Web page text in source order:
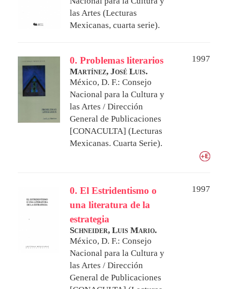
las Artes (Lecturas
Mexicanas, cuarta serie).
0. Problemas literarios
1997
Martínez, José Luis.
México, D. F.: Consejo
Nacional para la Cultura y
las Artes / Dirección
General de Publicaciones
[CONACULTA] (Lecturas
Mexicanas. Cuarta Serie).
0. El Estridentismo o
una literatura de la
estrategia
1997
Schneider, Luis Mario.
México, D. F.: Consejo
Nacional para la Cultura y
las Artes / Dirección
General de Publicaciones